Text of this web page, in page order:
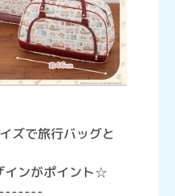
ズで旅行バッグと
インがポイント☆